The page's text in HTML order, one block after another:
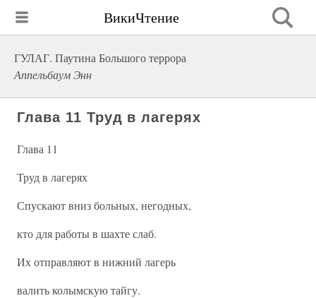
ВикиЧтение
ГУЛАГ. Паутина Большого террора
Аппельбаум Энн
Глава 11 Труд в лагерях
Глава 11
Труд в лагерях
Спускают вниз больных, негодных,
кто для работы в шахте слаб.
Их отправляют в нижний лагерь
валить колымскую тайгу.